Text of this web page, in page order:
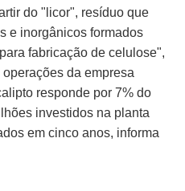
do "licor", resíduo que
e inorgânicos formados
fabricação de celulose",
operações da empresa
responde por 7% do
investidos na planta
em cinco anos, informa